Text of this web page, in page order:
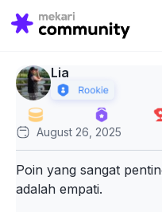
Search
for:
Lia
August 26, 2025
Poin yang sangat
adalah empati.